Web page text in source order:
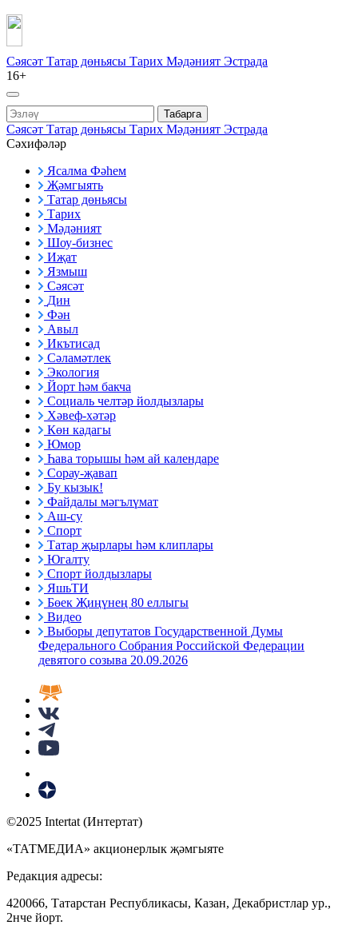
Сәясәт Татар дөньясы Тарих Мәдәният Эстрада
16+
Табарга
Сәясәт Татар дөньясы Тарих Мәдәният Эстрада
Сәхифәләр
Ясалма Фәһем
Җәмгыять
Татар дөньясы
Тарих
Мәдәният
Шоу-бизнес
Иҗат
Язмыш
Сәясәт
Дин
Фән
Авыл
Икътисад
Сәламәтлек
Экология
Йорт һәм бакча
Социаль челтәр йолдызлары
Хәвеф-хәтәр
Көн кадагы
Юмор
Һава торышы һәм ай календаре
Сорау-җавап
Бу кызык!
Файдалы мәгълүмат
Аш-су
Спорт
Татар җырлары һәм клиплары
Югалту
Спорт йолдызлары
ЯшьТИ
Бөек Җиңүнең 80 еллыгы
Видео
Выборы депутатов Государственной Думы
Федерального Собрания Российской Федерации
девятого созыва 20.09.2026
©2025 Intertat (Интертат)
«ТАТМЕДИА» акционерлык җәмгыяте
Редакция адресы:
420066, Татарстан Республикасы, Казан, Декабристлар ур.,
2нче йорт.